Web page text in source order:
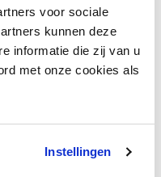
voor sociale
kunnen deze
informatie die zij van u
met onze cookies als
Instellingen